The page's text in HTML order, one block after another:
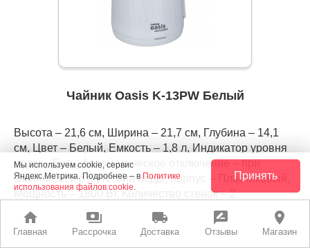
home
Главная
payments
Рассрочка
local_shipping
Доставка
rate_review
Отзывы
place
Магазин
Чайник Oasis K-13PW Белый
Высота – 21,6 см, Ширина – 21,7 см, Глубина – 14,1
см, Цвет – Белый, Емкость – 1,8 л, Индикатор уровня
воды – Есть, Автоматическое отключение – при
закипании и отсутствии воды, Корпус – Пластиковый,
Мощность – 1800 Вт, Количество стенок – 2
ЛУЧШАЯ ЦЕНА РАССРОЧКА
Мы используем cookie, сервис
Яндекс.Метрика. Подробнее – в Политике
использования файлов cookie.
Принять